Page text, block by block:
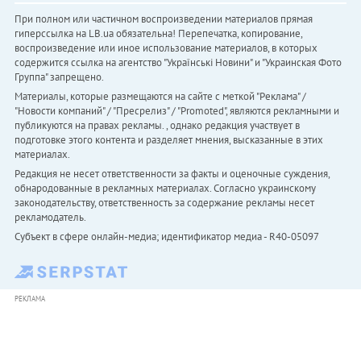
При полном или частичном воспроизведении материалов прямая
гиперссылка на LB.ua обязательна! Перепечатка, копирование,
воспроизведение или иное использование материалов, в которых
содержится ссылка на агентство "Українськi Новини" и "Украинская Фото
Группа" запрещено.
Материалы, которые размещаются на сайте с меткой "Реклама" /
"Новости компаний" / "Пресрелиз" / "Promoted", являются рекламными и
публикуются на правах рекламы. , однако редакция участвует в
подготовке этого контента и разделяет мнения, высказанные в этих
материалах.
Редакция не несет ответственности за факты и оценочные суждения,
обнародованные в рекламных материалах. Согласно украинскому
законодательству, ответственность за содержание рекламы несет
рекламодатель.
Субъект в сфере онлайн-медиа; идентификатор медиа - R40-05097
РЕКЛАМА